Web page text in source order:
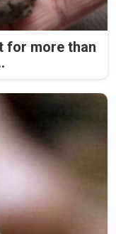
for more than